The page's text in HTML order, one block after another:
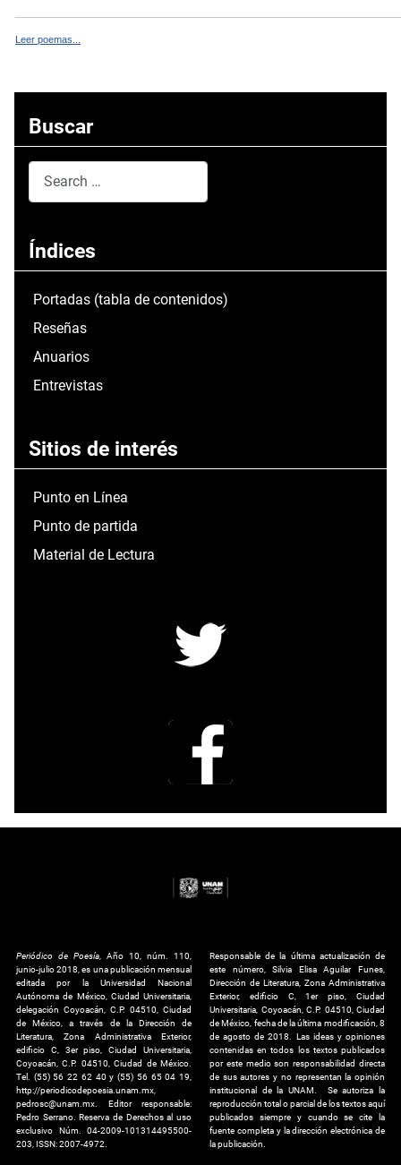
Leer poemas...
Buscar
Índices
Portadas (tabla de contenidos)
Reseñas
Anuarios
Entrevistas
Sitios de interés
Punto en Línea
Punto de partida
Material de Lectura
Periódico de Poesía , Año 10, núm. 110,
junio-julio 2018, es una publicación mensual
editada por la Universidad Nacional
Autónoma de México, Ciudad Universitaria,
delegación Coyoacán, C.P. 04510, Ciudad
de México, a través de la Dirección de
Literatura, Zona Administrativa Exterior,
edificio C, 3er piso, Ciudad Universitaria,
Coyoacán, C.P. 04510, Ciudad de México.
Tel. (55) 56 22 62 40 y (55) 56 65 04 19,
http://periodicodepoesia.unam.mx,
pedrosc@unam.mx. Editor responsable:
Pedro Serrano. Reserva de Derechos al uso
exclusivo Núm. 04-2009-101314495500-
203, ISSN: 2007-4972.
Responsable de la última actualización de
este número, Silvia Elisa Aguilar Funes,
Dirección de Literatura, Zona Administrativa
Exterior, edificio C, 1er piso, Ciudad
Universitaria, Coyoacán, C.P. 04510, Ciudad
de México, fecha de la última modificación, 8
de agosto de 2018. Las ideas y opiniones
contenidas en todos los textos publicados
por este medio son responsabilidad directa
de sus autores y no representan la opinión
institucional de la UNAM. Se autoriza la
reproducción total o parcial de los textos aquí
publicados siempre y cuando se cite la
fuente completa y la dirección electrónica de
la publicación.